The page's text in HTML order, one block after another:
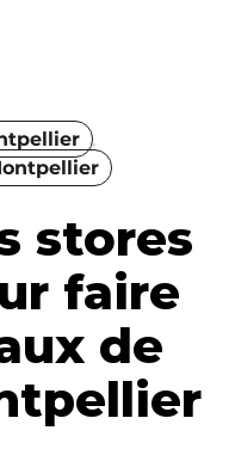
stores
faire
de